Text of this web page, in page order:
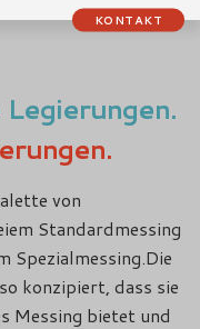
KONTAKT
von
Standardmessing
Spezialmessing.Die
konzipiert, dass sie
Messing bietet und